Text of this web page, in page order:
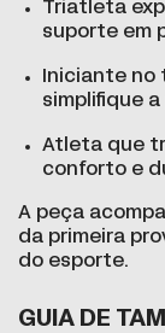
Triatleta
suporte em
Iniciante no
simplifique
Atleta que
conforto e
A peça
da primeira
do esporte.
GUIA DE